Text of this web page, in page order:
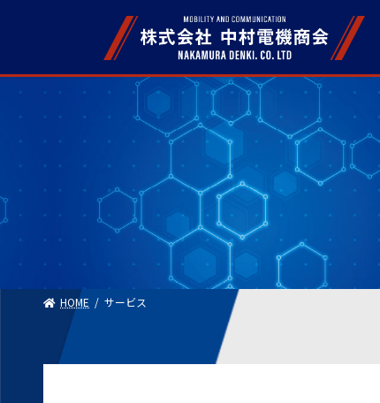
content
Navigation
HOME サービス